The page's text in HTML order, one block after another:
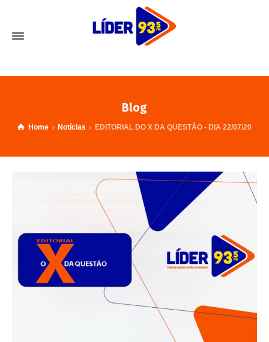
Blog
Home Notícias EDITORIAL DO X DA QUESTÃO - DIA 22/07/20